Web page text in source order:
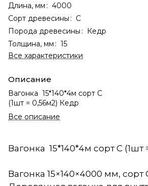
Длина, мм : 4000
Сорт древесины : С
Порода древесины : Кедр
Толщина, мм : 15
Все характеристики
Описание
Вагонка 15*140*4м сорт С
(1шт = 0,56м2) Кедр
Все описание
Вагонка 15*140*4м сорт С (1шт
Вагонка 15×140×4000 мм, сорт